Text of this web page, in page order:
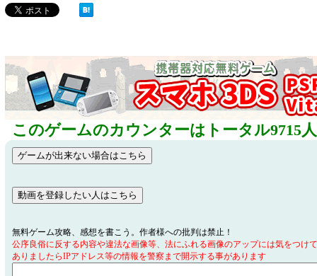
このゲームのカウンターはトータル9715
無料ゲーム攻略、感想を書こう。作者様への批判は禁止！
公序良俗に反する内容や違法な画像等、法にふれる画像のアップには気をつけ
ありましたらIPアドレス等の情報を警察まで開示する事があります